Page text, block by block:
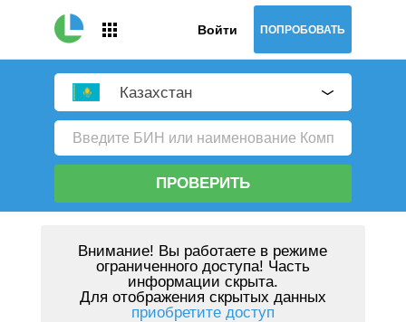
Войти ПОПРОБОВАТЬ
Казахстан
ПРОВЕРИТЬ
Внимание! Вы работаете в режиме
ограниченного доступа! Часть
информации скрыта.
Для отображения скрытых данных
приобретите доступ